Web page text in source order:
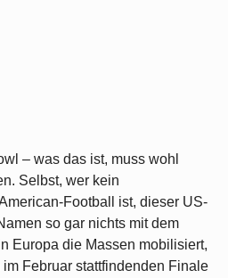
– was das ist, muss wohl
Selbst, wer kein
Football ist, dieser US-
so gar nichts mit dem
Europa die Massen mobilisiert,
Februar stattfindenden Finale